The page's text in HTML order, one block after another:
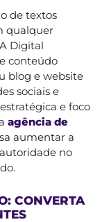
de textos
qualquer
Digital
conteúdo
blog e website
sociais e
e foco
agência de
aumentar a
no
CONVERTA